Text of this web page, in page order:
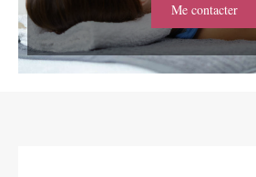
Me contacter